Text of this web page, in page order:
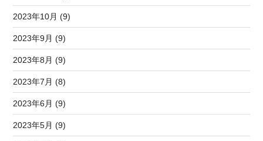
2023年10月 (9)
2023年9月 (9)
2023年8月 (9)
2023年7月 (8)
2023年6月 (9)
2023年5月 (9)